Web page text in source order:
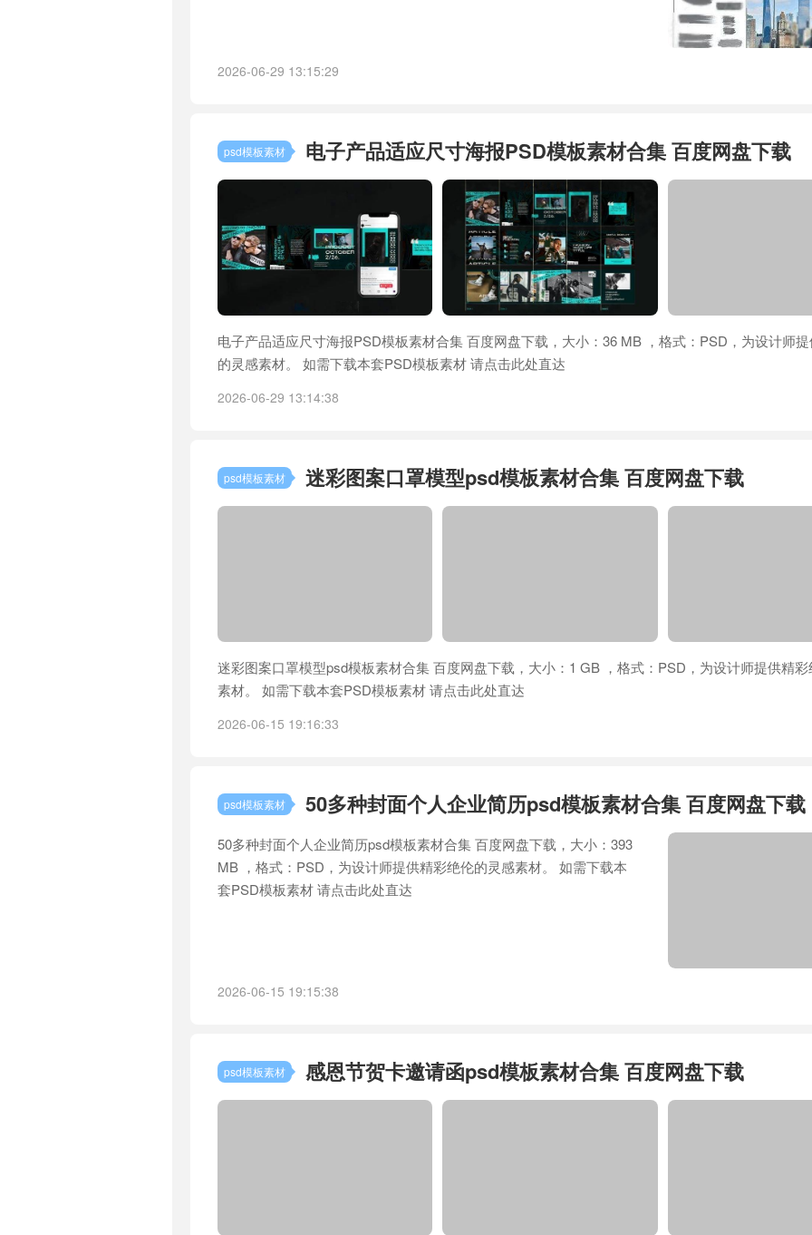
2026-06-29 13:15:29
psd模板素材 电子产品适应尺寸海报PSD模板素材合集 百度网盘下载
电子产品适应尺寸海报PSD模板素材合集 百度网盘下载，大小：36 MB ，格式：PSD，为设计师
的灵感素材。 如需下载本套PSD模板素材 请点击此处直达
2026-06-29 13:14:38
psd模板素材 迷彩图案口罩模型psd模板素材合集 百度网盘下载
迷彩图案口罩模型psd模板素材合集 百度网盘下载，大小：1 GB ，格式：PSD，为设计师提供精
素材。 如需下载本套PSD模板素材 请点击此处直达
2026-06-15 19:16:33
psd模板素材 50多种封面个人企业简历psd模板素材合集 百度网盘下载
50多种封面个人企业简历psd模板素材合集 百度网盘下载，大小：393
MB ，格式：PSD，为设计师提供精彩绝伦的灵感素材。 如需下载本
套PSD模板素材 请点击此处直达
2026-06-15 19:15:38
psd模板素材 感恩节贺卡邀请函psd模板素材合集 百度网盘下载